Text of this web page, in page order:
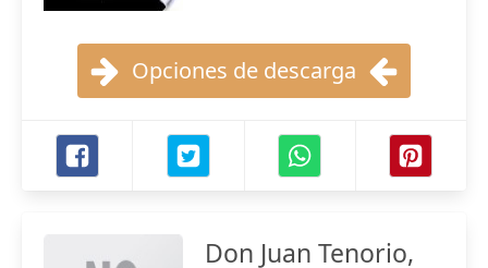
Opciones de descarga
Don Juan Tenorio,